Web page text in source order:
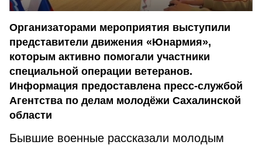
Организаторами мероприятия выступили
представители движения «Юнармия»,
которым активно помогали участники
специальной операции ветеранов.
Информация предоставлена пресс-службой
Агентства по делам молодёжи Сахалинской
области
Бывшие военные рассказали молодым